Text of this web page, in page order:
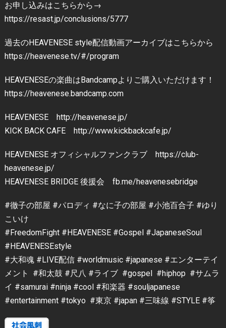
お申し込みはこちらから→
https://resast.jp/conclusions/5777
過去のHEAVENESE style配信動画アーカイブはこちらから
https://heavenese.tv/#/program
HEAVENESEの楽曲はBandcampよりご購入いただけます！
https://heavenese.bandcamp.com
HEAVENESE http://heavenese.jp/
KICK BACK CAFE http://www.kickbackcafe.jp/
HEAVENESE オフィシャルファンクラブ https://club-
heavenese.jp/
HEAVENESE BRIDGE 後援会 fb.me/heavenesebridge
#徹子の部屋 #パロディ #なに子の部屋 #小池百合子 #ゆり
こいけ
#FreedomFight #HEAVENESE #Gospel #JapaneseSoul
#HEAVENESEstyle
#大和魂 #LIVE配信 #worldmusic #japanese #エンターテイ
メント #和太鼓 #尺八 #ライブ #gospel #hiphop #サムラ
イ #samurai #ninja #cool #和楽器 #souljapanese
#entertainment #tokyo #東京 #japan #三味線 #STYLE #筝